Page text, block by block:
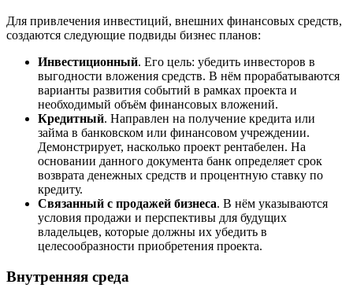
Для привлечения инвестиций, внешних финансовых средств,
создаются следующие подвиды бизнес планов:
Инвестиционный. Его цель: убедить инвесторов в
выгодности вложения средств. В нём прорабатываются
варианты развития событий в рамках проекта и
необходимый объём финансовых вложений.
Кредитный. Направлен на получение кредита или
займа в банковском или финансовом учреждении.
Демонстрирует, насколько проект рентабелен. На
основании данного документа банк определяет срок
возврата денежных средств и процентную ставку по
кредиту.
Связанный с продажей бизнеса. В нём указываются
условия продажи и перспективы для будущих
владельцев, которые должны их убедить в
целесообразности приобретения проекта.
Внутренняя среда